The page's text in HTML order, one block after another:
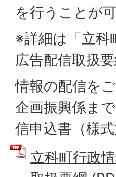
を行うことが
※詳細は「立科
広告配信取扱
情報の配信を
企画振興係ま
信申込書（様
立科町行政